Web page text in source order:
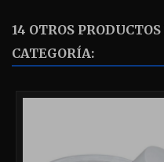
14 OTROS
CATEGORÍA: